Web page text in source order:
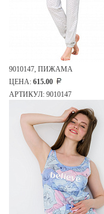
9010147, ПИЖАМА
ЦЕНА: 615.00
АРТИКУЛ: 9010147